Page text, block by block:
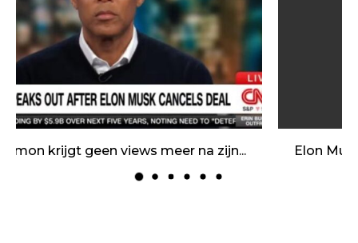
Elon Musk promoot de eerste Twitter post